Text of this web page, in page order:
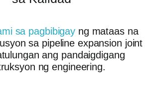
sa pagbibigay ng mataas na
sa pipeline expansion joint
ang pandaigdigang
ng engineering.